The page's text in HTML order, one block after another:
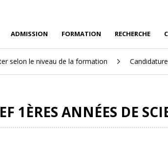
ADMISSION FORMATION RECHERCHE
selon le niveau de la formation
1ÈRES ANNÉES DE